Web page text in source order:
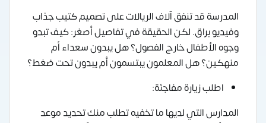
المدرسة قد تنفق آلاف الريالات على تصميم كتيب جذاب
وفيديو براق. لكن الحقيقة في تفاصيل أصغر: كيف تبدو
وجوه الأطفال خارج الفصول؟ هل يبدون سعداء أم
منهكين؟ هل المعلمون يبتسمون أم يبدون تحت ضغط؟
اطلب زيارة مفاجئة:
المدارس التي لديها ما تخفيه تطلب منك تحديد موعد